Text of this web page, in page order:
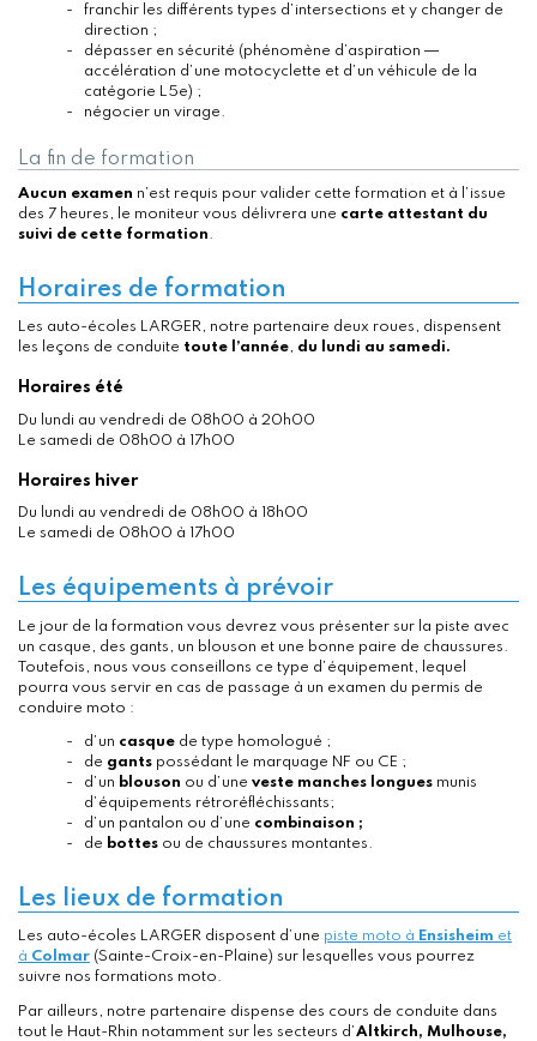
franchir les différents types d’intersections et y changer de
direction ;
dépasser en sécurité (phénomène d’aspiration ―
accélération d’une motocyclette et d’un véhicule de la
catégorie L5e) ;
négocier un virage.
La fin de formation
Aucun examen n’est requis pour valider cette formation et à l’issue
des 7 heures, le moniteur vous délivrera une carte attestant du
suivi de cette formation.
Horaires de formation
Les auto-écoles LARGER, notre partenaire deux roues, dispensent
les leçons de conduite toute l’année, du lundi au samedi.
Horaires été
Du lundi au vendredi de 08h00 à 20h00
Le samedi de 08h00 à 17h00
Horaires hiver
Du lundi au vendredi de 08h00 à 18h00
Le samedi de 08h00 à 17h00
Les équipements à prévoir
Le jour de la formation vous devrez vous présenter sur la piste avec
un casque, des gants, un blouson et une bonne paire de chaussures.
Toutefois, nous vous conseillons ce type d’équipement, lequel
pourra vous servir en cas de passage à un examen du permis de
conduire moto :
d’un casque de type homologué ;
de gants possédant le marquage NF ou CE ;
d’un blouson ou d’une veste manches longues munis
d’équipements rétroréfléchissants;
d’un pantalon ou d’une combinaison ;
de bottes ou de chaussures montantes.
Les lieux de formation
Les auto-écoles LARGER disposent d’une piste moto à Ensisheim et
à Colmar (Sainte-Croix-en-Plaine) sur lesquelles vous pourrez
suivre nos formations moto.
Par ailleurs, notre partenaire dispense des cours de conduite dans
tout le Haut-Rhin notamment sur les secteurs d’Altkirch, Mulhouse,